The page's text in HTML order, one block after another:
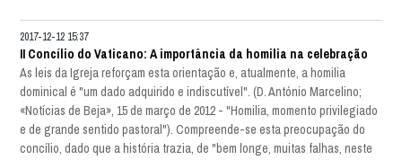
2017-12-12 15:37
II Concílio do Vaticano: A importância da homilia na celebração
As leis da Igreja reforçam esta orientação e, atualmente, a homilia
dominical é "um dado adquirido e indiscutível". (D. António Marcelino;
«Notícias de Beja», 15 de março de 2012 - "Homilia, momento privilegiado
e de grande sentido pastoral"). Compreende-se esta preocupação do
concílio, dado que a história trazia, de "bem longe, muitas falhas, neste